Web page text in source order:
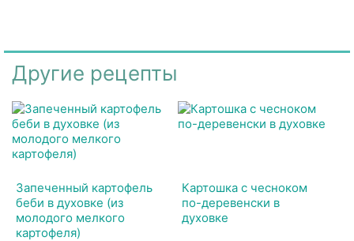
Другие рецепты
Запеченный картофель
беби в духовке (из
молодого мелкого
картофеля)
Картошка с чесноком
по-деревенски в
духовке